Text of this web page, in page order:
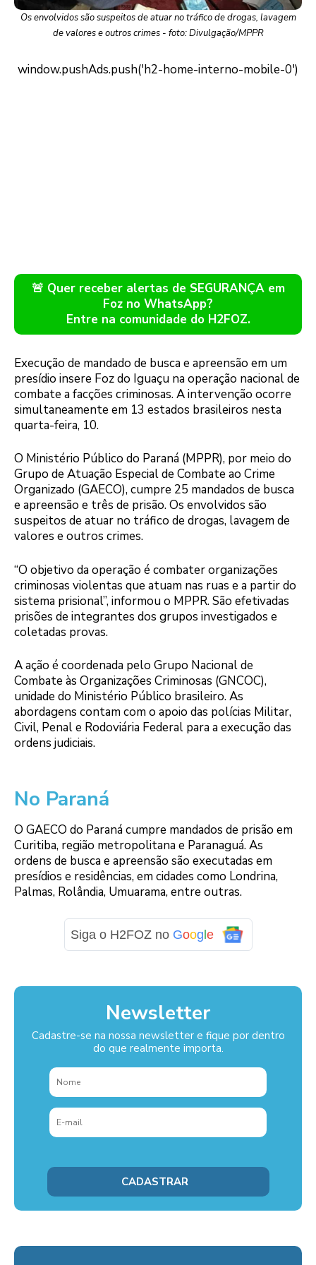
Os envolvidos são suspeitos de atuar no tráfico de drogas, lavagem
de valores e outros crimes - foto: Divulgação/MPPR
🚨 Quer receber alertas de SEGURANÇA em
Foz no WhatsApp?
Entre na comunidade do H2FOZ.
Execução de mandado de busca e apreensão em um
presídio insere Foz do Iguaçu na operação nacional de
combate a facções criminosas. A intervenção ocorre
simultaneamente em 13 estados brasileiros nesta
quarta-feira, 10.
O Ministério Público do Paraná (MPPR), por meio do
Grupo de Atuação Especial de Combate ao Crime
Organizado (GAECO), cumpre 25 mandados de busca
e apreensão e três de prisão. Os envolvidos são
suspeitos de atuar no tráfico de drogas, lavagem de
valores e outros crimes.
“O objetivo da operação é combater organizações
criminosas violentas que atuam nas ruas e a partir do
sistema prisional”, informou o MPPR. São efetivadas
prisões de integrantes dos grupos investigados e
coletadas provas.
A ação é coordenada pelo Grupo Nacional de
Combate às Organizações Criminosas (GNCOC),
unidade do Ministério Público brasileiro. As
abordagens contam com o apoio das polícias Militar,
Civil, Penal e Rodoviária Federal para a execução das
ordens judiciais.
No Paraná
O GAECO do Paraná cumpre mandados de prisão em
Curitiba, região metropolitana e Paranaguá. As
ordens de busca e apreensão são executadas em
presídios e residências, em cidades como Londrina,
Palmas, Rolândia, Umuarama, entre outras.
Siga o H2FOZ no Google
Newsletter
Cadastre-se na nossa newsletter e fique por dentro
do que realmente importa.